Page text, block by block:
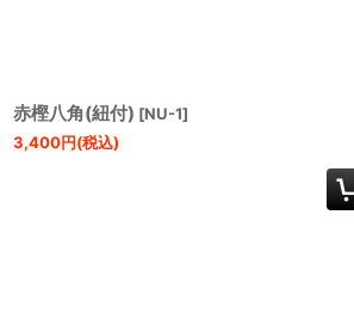
赤樫八角(紐付) [NU-1]
3,400円(税込)